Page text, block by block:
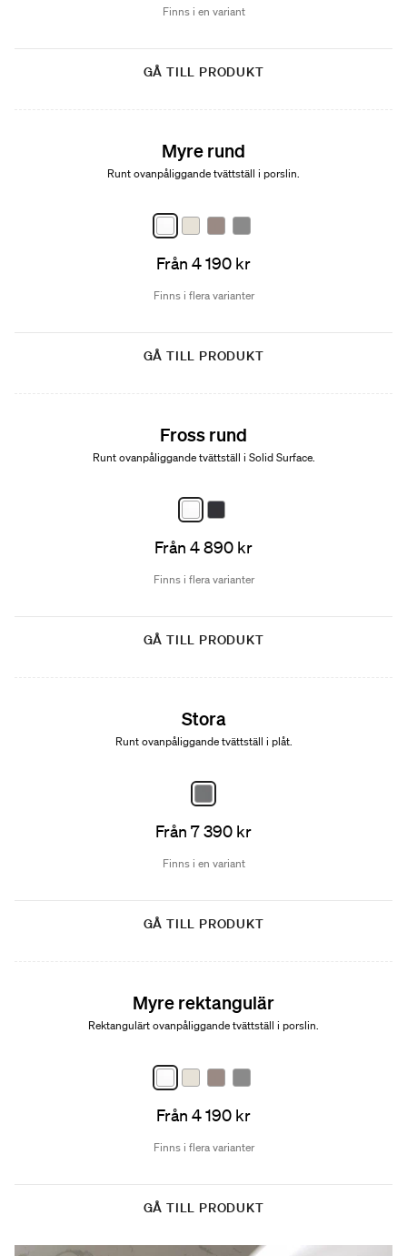
Finns i en variant
GÅ TILL PRODUKT
Myre rund
Runt ovanpåliggande tvättställ i porslin.
Från 4 190 kr
Finns i flera varianter
GÅ TILL PRODUKT
Fross rund
Runt ovanpåliggande tvättställ i Solid Surface.
Från 4 890 kr
Finns i flera varianter
GÅ TILL PRODUKT
Stora
Runt ovanpåliggande tvättställ i plåt.
Från 7 390 kr
Finns i en variant
GÅ TILL PRODUKT
Myre rektangulär
Rektangulärt ovanpåliggande tvättställ i porslin.
Från 4 190 kr
Finns i flera varianter
GÅ TILL PRODUKT